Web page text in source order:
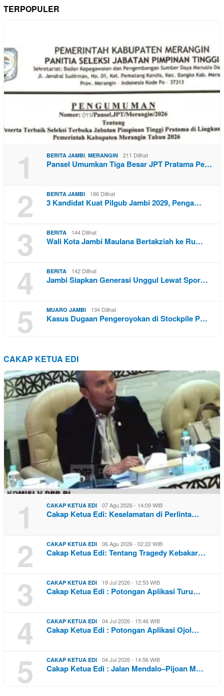
TERPOPULER
1 BERITA JAMBI MERANGIN 211 Dilihat
Pansel Umumkan Tiga Besar JPT Pratama Pe…
2 BERITA JAMBI 186 Dilihat
3 Kandidat Kuat Pilgub Jambi 2029, Penga…
3 BERITA 144 Dilihat
Wali Kota Jambi Maulana Bertakziah ke Ru…
4 BERITA 142 Dilihat
Jambi Siapkan Generasi Unggul Lewat Spor…
5 MUARO JAMBI 134 Dilihat
Kasus Dugaan Pengeroyokan di Stockpile P…
CAKAP KETUA EDI
1 CAKAP KETUA EDI 07 Agu 2026 - 14:09 WIB
Cakap Ketua Edi: Keselamatan di Perlinta…
2 CAKAP KETUA EDI 06 Agu 2026 - 02:22 WIB
Cakap Ketua Edi: Tentang Tragedy Kebakar…
3 CAKAP KETUA EDI 19 Jul 2026 - 12:53 WIB
Cakap Ketua Edi : Potongan Aplikasi Turu…
4 CAKAP KETUA EDI 04 Jul 2026 - 15:46 WIB
Cakap Ketua Edi : Potongan Aplikasi Ojol…
5 CAKAP KETUA EDI 04 Jul 2026 - 14:56 WIB
Cakap Ketua Edi : Jalan Mendalo–Pijoan M…